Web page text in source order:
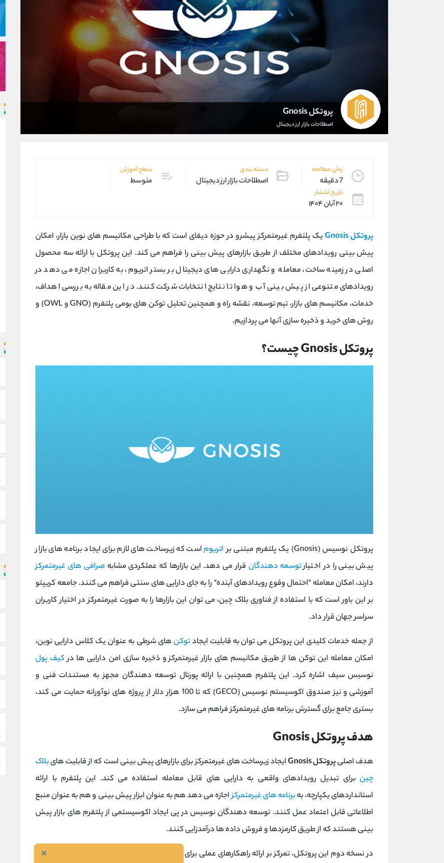
پروتکل Gnosis
اصطلاحات بازار ارز دیجیتال
زمان مطالعه
7 دقیقه
دسته بندی
اصطلاحات بازار ارز دیجیتال
سطح آموزش
متوسط
تاریخ انتشار
۲۰ آبان ۱۴۰۴
پروتکل Gnosis
یک پلتفرم غیرمتمرکز پیشرو در حوزه دیفای است که با طراحی مکانیسم ‌های نوین بازار، امکان
پیش ‌بینی رویدادهای مختلف از طریق بازارهای پیش ‌بینی را فراهم می ‌کند. این پروتکل با ارائه سه محصول
اصلی در زمینه ساخت، معامله و نگهداری دارایی ‌های دیجیتال بر بستر اتریوم، به کاربران اجازه می ‌دهد در
رویدادهای متنوعی از پیش‌ بینی آب ‌و هوا تا نتایج انتخابات شرکت کنند. در این مقاله به بررسی اهداف،
خدمات، مکانیسم‌ های بازار، تیم توسعه، نقشه راه و همچنین تحلیل توکن ‌های بومی پلتفرم (GNO و OWL) و
روش ‌های خرید و ذخیره ‌سازی آنها می ‌پردازیم.
پروتکل Gnosis چیست؟
پروتکل نوسیس (Gnosis) یک پلتفرم مبتنی بر اتریوم است که زیرساخت ‌های لازم برای ایجاد برنامه ‌های بازار
پیش‌ بینی را در اختیارتوسعه ‌دهندگان قرار می ‌دهد. این بازارها که عملکردی مشابهصرافی ‌های غیرمتمرکز
دارند، امکان معامله "احتمال وقوع رویدادهای آینده" را به جای دارایی ‌های سنتی فراهم می کنند. جامعه کریپتو
بر این باور است که با استفاده از فناوری بلاک چین، می‌ توان این بازارها را به صورت غیرمتمرکز در اختیار کاربران
سراسر جهان قرار داد.
از جمله خدمات کلیدی این پروتکل می‌ توان به قابلیت ایجادتوکن‌های شرطی به عنوان یک کلاس دارایی نوین،
امکان معامله این توکن‌ ها از طریق مکانیسم‌ های بازار غیرمتمرکز و ذخیره ‌سازی امن دارایی‌ ها درکیف پول
نوسیس سیف اشاره کرد. این پلتفرم همچنین با ارائه پورتال توسعه ‌دهندگان مجهز به مستندات فنی و
آموزشی و نیز صندوق اکوسیستم نوسیس (GECO) که تا 100 هزار دلار از پروژه ‌های نوآورانه حمایت می کند،
بستری جامع برای گسترش برنامه ‌های غیرمتمرکز فراهم می‌ سازد.
هدف پروتکل Gnosis
هدف اصلیپروتکل Gnosis ایجاد زیرساخت ‌های غیرمتمرکز برای بازارهای پیش ‌بینی است که از قابلیت ‌هایبلاک
چین برای تبدیل رویدادهای واقعی به دارایی ‌های قابل معامله استفاده می کند. این پلتفرم با ارائه
استانداردهای یکپارچه، بهبرنامه‌ های غیرمتمرکزاجازه می ‌دهد هم به عنوان ابزار پیش ‌بینی و هم به عنوان منبع
اطلاعاتی قابل اعتماد عمل کنند. توسعه ‌دهندگان نوسیس در پی ایجاد اکوسیستمی از پلتفرم‌ های بازار پیش
‌بینی هستند که از طریق کارمزدها و فروش داده‌ ها درآمدزایی کنند.
در نسخه دوم این پروتکل، تمرکز بر ارائه راهکارهای عملی برای چالش ‌های موجود در فضای
بوده است. از
×